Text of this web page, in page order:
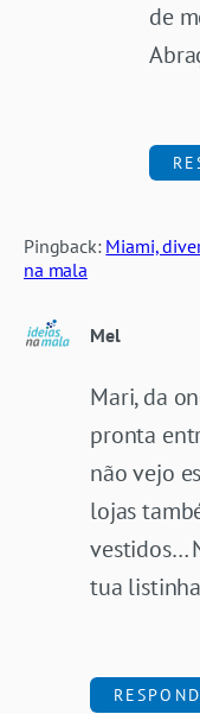
de
Pingback: Miami,
na mala
Mel
Mari, da
pronta
não vejo
lojas
vestidos…
tua